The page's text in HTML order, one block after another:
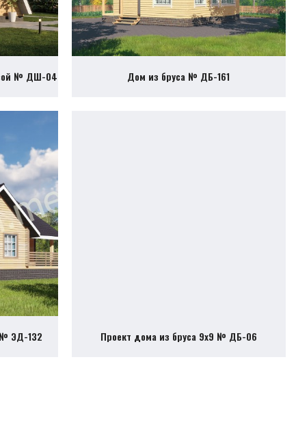
№ ДШ-04 Дом из бруса № ДБ-161
№ ЭД-132 Проект дома из бруса 9х9 № ДБ-06